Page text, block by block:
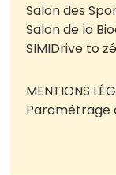
Salon des
Salon de la
SIMIDrive to
MENTIONS
Paramétrage